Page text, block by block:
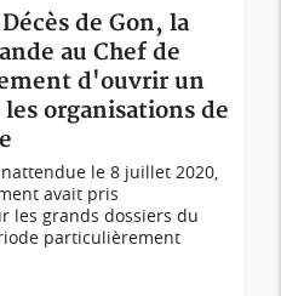
de Gon, la
au Chef de
d'ouvrir un
organisations de
le 8 juillet 2020,
avait pris
les grands dossiers du
particulièrement